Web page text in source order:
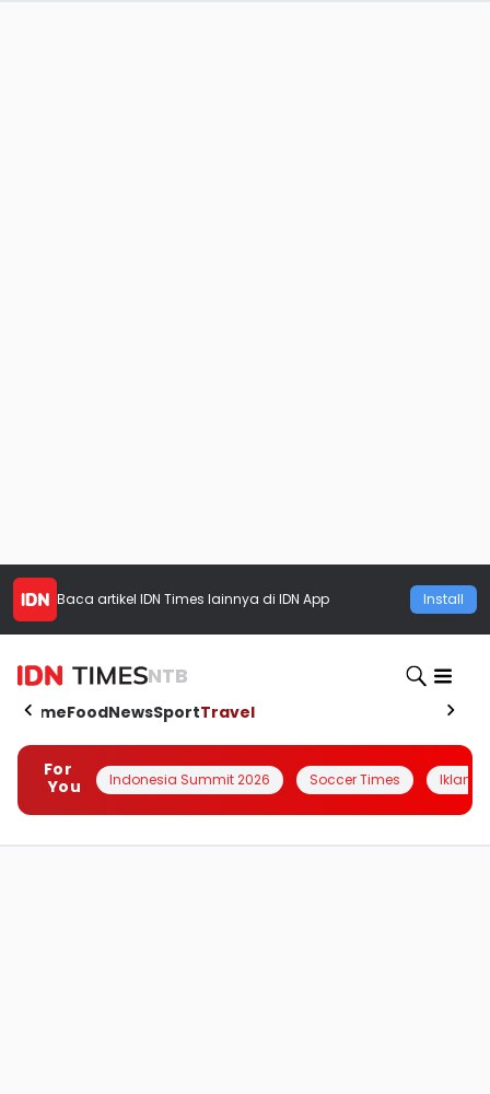
Baca artikel IDN Times lainnya di IDN App Install
NTB
HomeFoodNewsSportTravel
For
You
Indonesia Summit 2026 Soccer Times Iklanin